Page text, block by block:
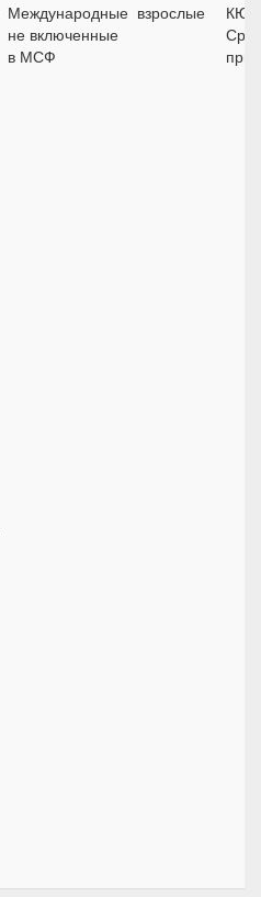
Международные
не включенные
в МСФ
взрослые
КЮР